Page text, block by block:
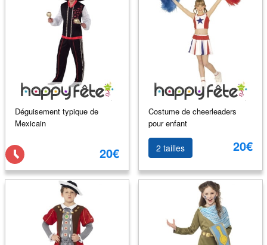
Déguisement typique de
Mexicain
20€
Costume de cheerleaders
pour enfant
2 tailles 20€